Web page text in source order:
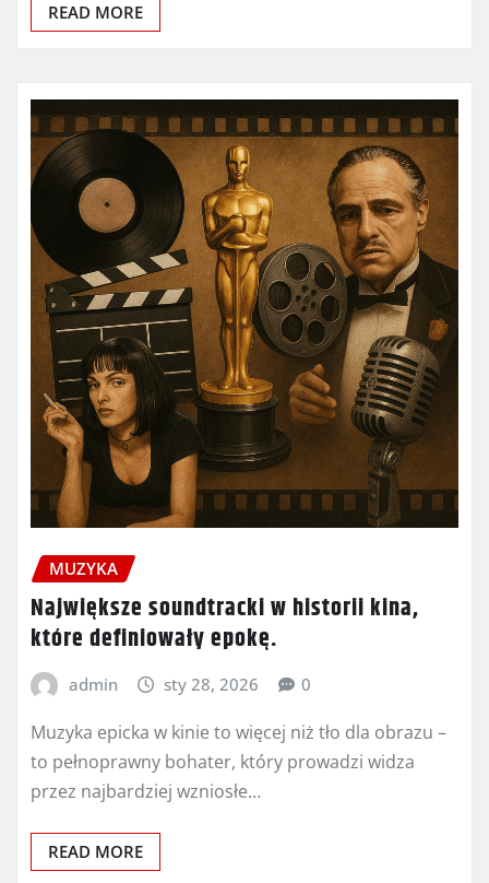
READ MORE
MUZYKA
Największe soundtracki w historii kina,
które definiowały epokę.
admin sty 28, 2026 0
Muzyka epicka w kinie to więcej niż tło dla obrazu –
to pełnoprawny bohater, który prowadzi widza
przez najbardziej wzniosłe…
READ MORE